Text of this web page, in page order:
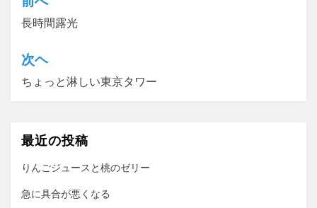
投
稿
ナ
ビ
シ
ョ
ン
長時間露光
次ヘ
ちょっと淋しい東京タワー
最近の投稿
りんごジュースと桃のゼリー
急に具合が悪くなる